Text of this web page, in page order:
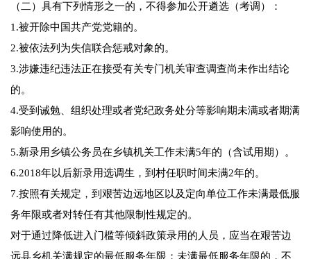
（二）具有下列情形之一的，不得参加公开遴选（考调）：
1.被开除中国共产党党籍的。
2.被依法列为失信联合惩戒对象的。
3.涉嫌违纪违法正在接受有关专门机关审查调查尚未作出结论
的。
4.受到诫勉、组织处理或者党纪政务处分等影响期未满或者期满
影响使用的。
5.新录用乡镇公务员在乡镇机关工作未满5年的（含试用期）。
6.2018年以后新录用选调生，到村任职时间未满2年的。
7.按照有关规定，到艰苦边远地区以及定向单位工作未满最低服
务年限或者对转任有其他限制性规定的。
对于通过降低进入门槛等倾斜政策录用的人员，应当在艰苦边
远县乡机关满规定的最低服务年限；未满最低服务年限的，不